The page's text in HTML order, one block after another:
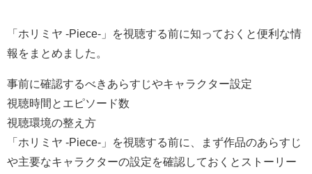
「ホリミヤ -Piece-」を視聴する前に知っておくと便利な情
報をまとめました。
事前に確認するべきあらすじやキャラクター設定
視聴時間とエピソード数
視聴環境の整え方
「ホリミヤ -Piece-」を視聴する前に、まず作品のあらすじ
や主要なキャラクターの設定を確認しておくとストーリー